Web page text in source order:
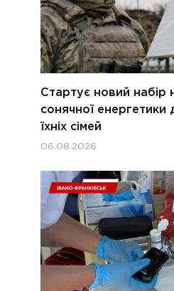
Стартує новий набір
сонячної енергетики
їхніх сімей
06.08.2026